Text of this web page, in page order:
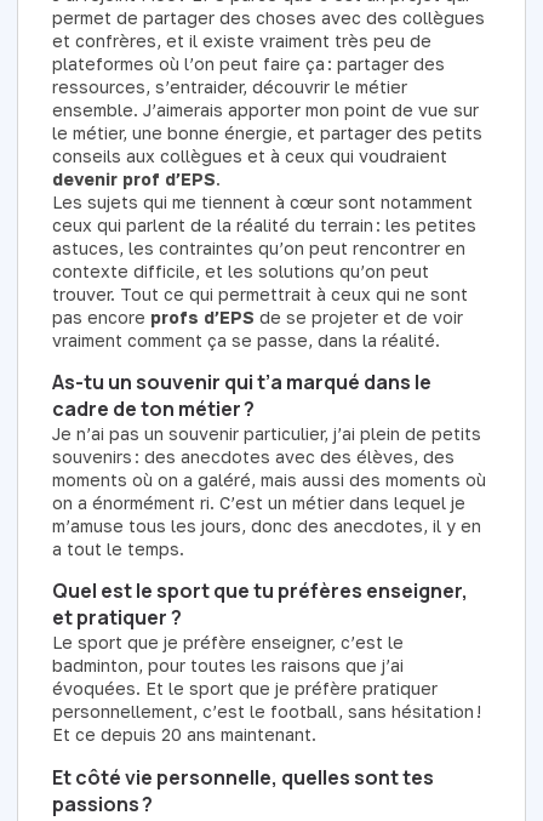
permet de partager des choses avec des collègues
et confrères, et il existe vraiment très peu de
plateformes où l’on peut faire ça : partager des
ressources, s’entraider, découvrir le métier
ensemble. J’aimerais apporter mon point de vue sur
le métier, une bonne énergie, et partager des petits
conseils aux collègues et à ceux qui voudraient
devenir prof d’EPS.
Les sujets qui me tiennent à cœur sont notamment
ceux qui parlent de la réalité du terrain : les petites
astuces, les contraintes qu’on peut rencontrer en
contexte difficile, et les solutions qu’on peut
trouver. Tout ce qui permettrait à ceux qui ne sont
pas encore profs d’EPS de se projeter et de voir
vraiment comment ça se passe, dans la réalité.
As-tu un souvenir qui t’a marqué dans le
cadre de ton métier ?
Je n’ai pas un souvenir particulier, j’ai plein de petits
souvenirs : des anecdotes avec des élèves, des
moments où on a galéré, mais aussi des moments où
on a énormément ri. C’est un métier dans lequel je
m’amuse tous les jours, donc des anecdotes, il y en
a tout le temps.
Quel est le sport que tu préfères enseigner,
et pratiquer ?
Le sport que je préfère enseigner, c’est le
badminton, pour toutes les raisons que j’ai
évoquées. Et le sport que je préfère pratiquer
personnellement, c’est le football, sans hésitation !
Et ce depuis 20 ans maintenant.
Et côté vie personnelle, quelles sont tes
passions ?